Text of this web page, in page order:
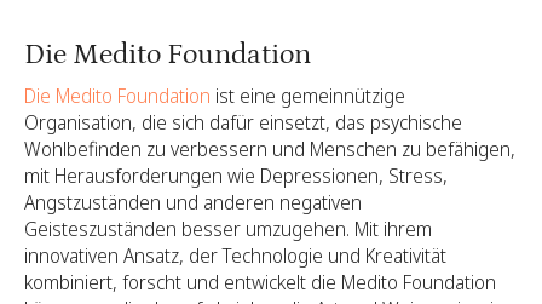
Die Medito Foundation
Die Medito Foundation ist eine gemeinnützige
Organisation, die sich dafür einsetzt, das psychische
Wohlbefinden zu verbessern und Menschen zu befähigen,
mit Herausforderungen wie Depressionen, Stress,
Angstzuständen und anderen negativen
Geisteszuständen besser umzugehen. Mit ihrem
innovativen Ansatz, der Technologie und Kreativität
kombiniert, forscht und entwickelt die Medito Foundation